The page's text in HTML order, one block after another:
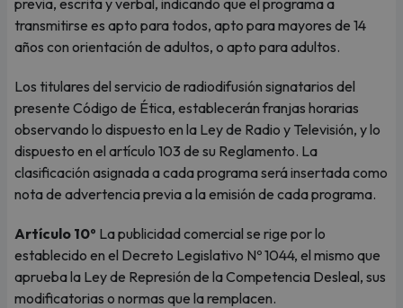
previa, escrita y verbal, indicando que el programa a
transmitirse es apto para todos, apto para mayores de 14
años con orientación de adultos, o apto para adultos.
Los titulares del servicio de radiodifusión signatarios del
presente Código de Ética, establecerán franjas horarias
observando lo dispuesto en la Ley de Radio y Televisión, y lo
dispuesto en el artículo 103 de su Reglamento. La
clasificación asignada a cada programa será insertada como
nota de advertencia previa a la emisión de cada programa.
Artículo 10º La publicidad comercial se rige por lo
establecido en el Decreto Legislativo Nº 1044, el mismo que
aprueba la Ley de Represión de la Competencia Desleal, sus
modificatorias o normas que la remplacen.